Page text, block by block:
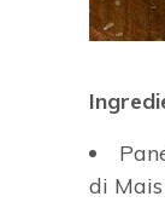
di